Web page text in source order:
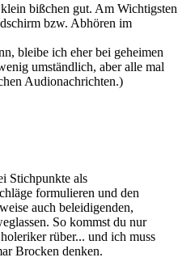
bißchen gut. Am Wichtigsten
bzw. Abhören im
bleibe ich eher bei geheimen
umständlich, aber alle mal
Audionachrichten.)
Stichpunkte als
formulieren und den
auch beleidigenden,
So kommst du nur
rüber... und ich muss
Brocken denken.